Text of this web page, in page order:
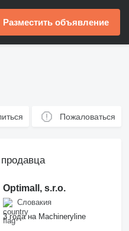
Разместить объявление
Пожаловаться
Optimall, s.r.o.
Словакия
3 года на Machineryline